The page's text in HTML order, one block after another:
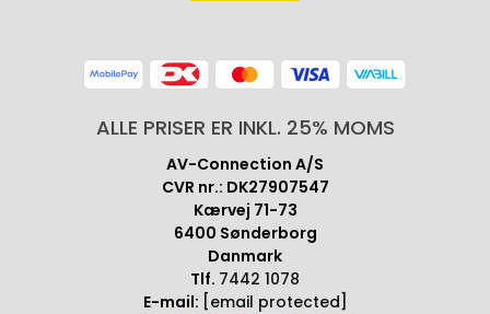
ALLE PRISER ER INKL. 25% MOMS
AV-Connection A/S
CVR nr.: DK27907547
Kærvej 71-73
6400 Sønderborg
Danmark
Tlf. 7442 1078
E-mail: [email protected]